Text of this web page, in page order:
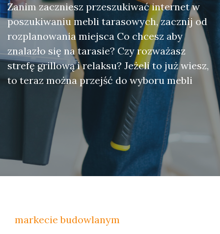
Zanim zaczniesz przeszukiwać internet w
poszukiwaniu mebli tarasowych, zacznij od
rozplanowania miejsca Co chcesz aby
znalazło się na tarasie? Czy rozważasz
strefę grillową i relaksu? Jeżeli to już wiesz,
to teraz można przejść do wyboru mebli
markecie budowlanym